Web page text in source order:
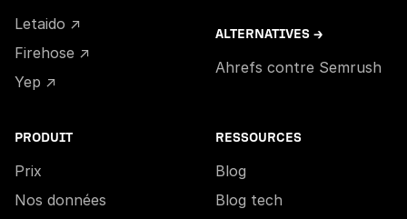
Letaido ↗
Firehose ↗
Yep ↗
ALTERNATIVES →
Ahrefs contre Semrush
PRODUIT
Prix
Nos données
RESSOURCES
Blog
Blog tech